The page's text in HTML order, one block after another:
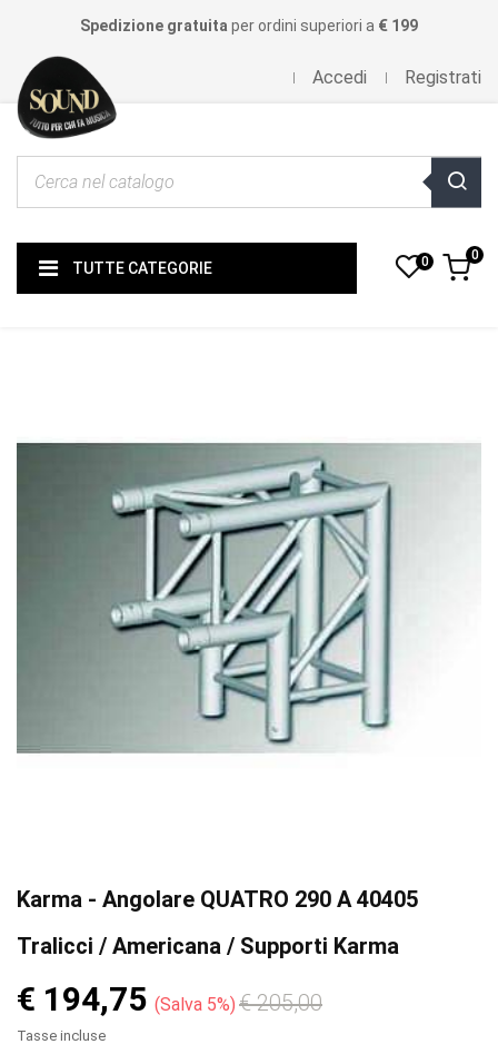
Spedizione gratuita per ordini superiori a € 199
Accedi Registrati
TUTTE CATEGORIE 0 0
Karma - Angolare QUATRO 290 A 40405
Tralicci / Americana / Supporti Karma
€ 194,75 Salva 5% € 205,00
Tasse incluse